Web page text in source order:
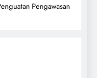
Pengawasan